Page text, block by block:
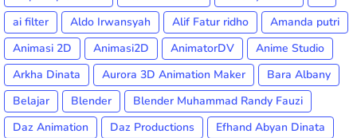
ai filter
Aldo Irwansyah Alif Fatur ridho
Amanda putri
Animasi 2D
Animasi2D AnimatorDV
Anime Studio
Arkha Dinata
Aurora 3D Animation Maker
Bara Albany
Belajar
Blender
Blender Muhammad Randy Fauzi
Daz Animation
Daz Productions
Efhand Abyan Dinata